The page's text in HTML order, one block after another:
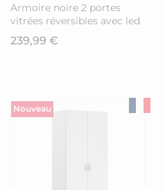
Armoire noire 2 portes
vitrées réversibles avec led
- PLAYIT
239,99 €
Nouveau